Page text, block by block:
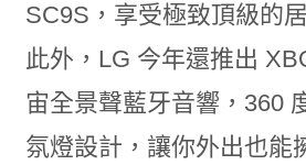
SC9S，享受極致頂級的
此外，LG 今年還推出
宙全景聲藍牙音響，360
氛燈設計，讓你外出也能